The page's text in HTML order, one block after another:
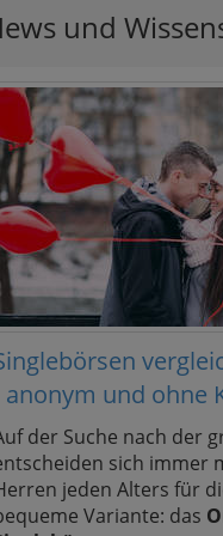
und
anonym und ohne
der Suche nach der
sich immer
jeden Alters für
Variante: das